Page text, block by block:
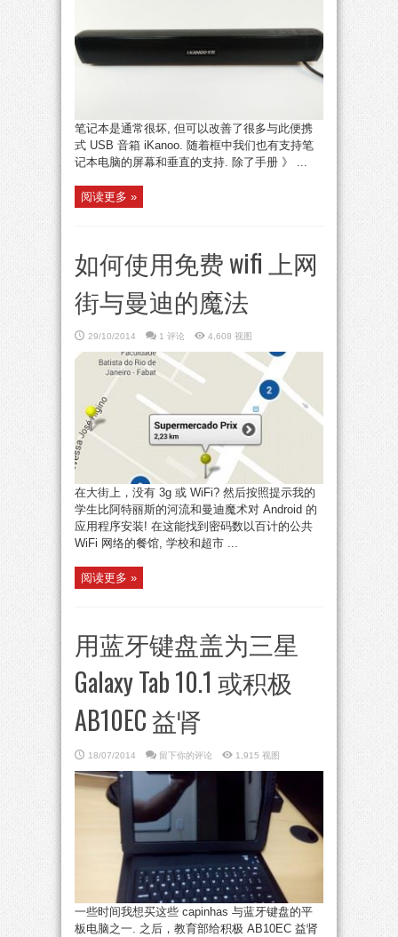
笔记本是通常很坏, 但可以改善了很多与此便携
式 USB 音箱 iKanoo. 随着框中我们也有支持笔
记本电脑的屏幕和垂直的支持. 除了手册 》 ...
阅读更多 »
如何使用免费 wifi 上网
街与曼迪的魔法
29/10/2014 1 评论 4,608 视图
在大街上，没有 3g 或 WiFi? 然后按照提示我的
学生比阿特丽斯的河流和曼迪魔术对 Android 的
应用程序安装! 在这能找到密码数以百计的公共
WiFi 网络的餐馆, 学校和超市 ...
阅读更多 »
用蓝牙键盘盖为三星
Galaxy Tab 10.1 或积极
AB10EC 益肾
18/07/2014 留下你的评论 1,915 视图
一些时间我想买这些 capinhas 与蓝牙键盘的平
板电脑之一. 之后，教育部给积极 AB10EC 益肾